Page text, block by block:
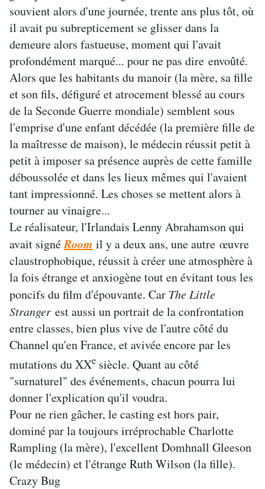
souvient alors d'une journée, trente ans plus tôt, où
il avait pu subrepticement se glisser dans la
demeure alors fastueuse, moment qui l'avait
profondément marqué... pour ne pas dire envoûté.
Alors que les habitants du manoir (la mère, sa fille
et son fils, défiguré et atrocement blessé au cours
de la Seconde Guerre mondiale) semblent sous
l'emprise d'une enfant décédée (la première fille de
la maîtresse de maison), le médecin réussit petit à
petit à imposer sa présence auprès de cette famille
déboussolée et dans les lieux mêmes qui l'avaient
tant impressionné. Les choses se mettent alors à
tourner au vinaigre...
Le réalisateur, l'Irlandais Lenny Abrahamson qui
avait signéRoom il y a deux ans, une autre œuvre
claustrophobique, réussit à créer une atmosphère à
la fois étrange et anxiogène tout en évitant tous les
poncifs du film d'épouvante. Car The Little
Stranger est aussi un portrait de la confrontation
entre classes, bien plus vive de l'autre côté du
Channel qu'en France, et avivée encore par les
mutations du XXe siècle. Quant au côté
"surnaturel" des événements, chacun pourra lui
donner l'explication qu'il voudra.
Pour ne rien gâcher, le casting est hors pair,
dominé par la toujours irréprochable Charlotte
Rampling (la mère), l'excellent Domhnall Gleeson
(le médecin) et l'étrange Ruth Wilson (la fille).
Crazy Bug